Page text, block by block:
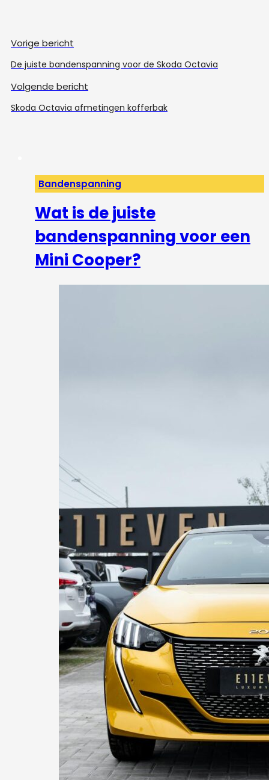
Vorige bericht
De juiste bandenspanning voor de Skoda Octavia
Volgende bericht
Skoda Octavia afmetingen kofferbak
Bandenspanning
Wat is de juiste
bandenspanning voor een
Mini Cooper?